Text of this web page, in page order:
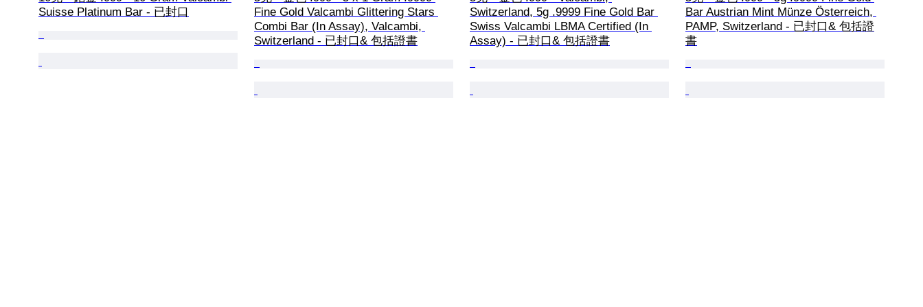
Suisse Platinum Bar - 已封口
Fine Gold Valcambi Glittering Stars
Combi Bar (In Assay), Valcambi,
Switzerland - 已封口& 包括證書
Switzerland, 5g .9999 Fine Gold Bar
Swiss Valcambi LBMA Certified (In
Assay) - 已封口& 包括證書
Bar Austrian Mint Münze Österreich,
PAMP, Switzerland - 已封口& 包括證
書